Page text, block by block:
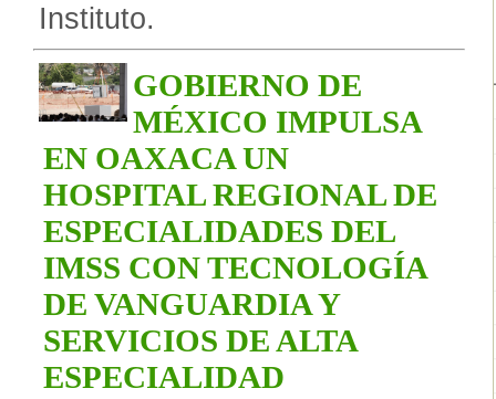
Instituto.
GOBIERNO DE
MÉXICO IMPULSA
EN OAXACA UN
HOSPITAL REGIONAL DE
ESPECIALIDADES DEL
IMSS CON TECNOLOGÍA
DE VANGUARDIA Y
SERVICIOS DE ALTA
ESPECIALIDAD